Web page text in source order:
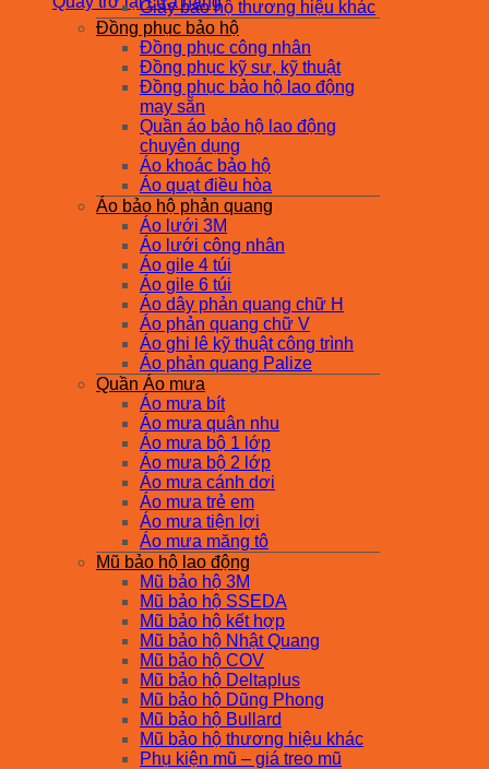
Giày bảo hộ thương hiệu khác
Đồng phục bảo hộ
Đồng phục công nhân
Đồng phục kỹ sư, kỹ thuật
Đồng phục bảo hộ lao động
may sẵn
Quần áo bảo hộ lao động
chuyên dụng
Áo khoác bảo hộ
Áo quạt điều hòa
Áo bảo hộ phản quang
Áo lưới 3M
Áo lưới công nhân
Áo gile 4 túi
Áo gile 6 túi
Áo dây phản quang chữ H
Áo phản quang chữ V
Áo ghi lê kỹ thuật công trình
Áo phản quang Palize
Quần Áo mưa
Áo mưa bít
Áo mưa quân nhu
Áo mưa bộ 1 lớp
Áo mưa bộ 2 lớp
Áo mưa cánh dơi
Áo mưa trẻ em
Áo mưa tiện lợi
Áo mưa măng tô
Mũ bảo hộ lao động
Mũ bảo hộ 3M
Mũ bảo hộ SSEDA
Mũ bảo hộ kết hợp
Mũ bảo hộ Nhật Quang
Mũ bảo hộ COV
Mũ bảo hộ Deltaplus
Mũ bảo hộ Dũng Phong
Mũ bảo hộ Bullard
Mũ bảo hộ thương hiệu khác
Phụ kiện mũ – giá treo mũ